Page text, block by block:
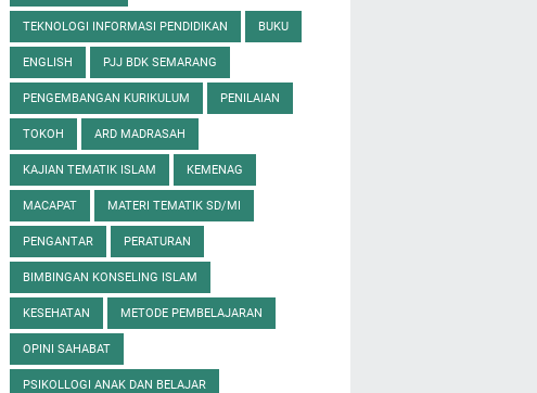
TEKNOLOGI INFORMASI PENDIDIKAN BUKU
ENGLISH PJJ BDK SEMARANG
PENGEMBANGAN KURIKULUM PENILAIAN
TOKOH ARD MADRASAH
KAJIAN TEMATIK ISLAM KEMENAG
MACAPAT MATERI TEMATIK SD/MI
PENGANTAR PERATURAN
BIMBINGAN KONSELING ISLAM
KESEHATAN METODE PEMBELAJARAN
OPINI SAHABAT
PSIKOLLOGI ANAK DAN BELAJAR